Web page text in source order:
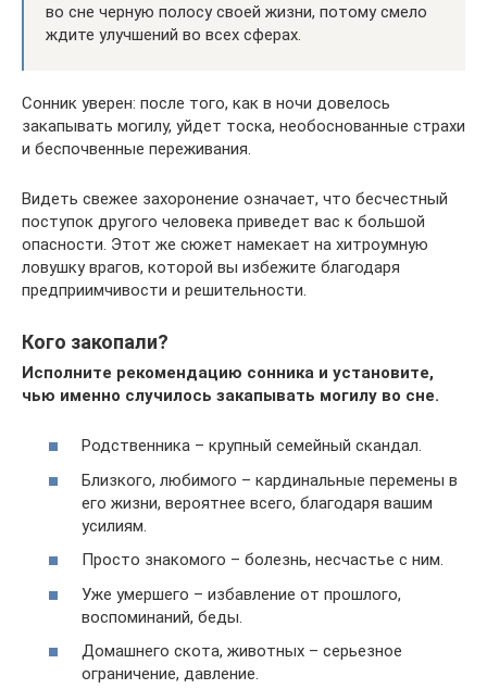
во сне черную полосу своей жизни, потому смело
ждите улучшений во всех сферах.
Сонник уверен: после того, как в ночи довелось
закапывать могилу, уйдет тоска, необоснованные страхи
и беспочвенные переживания.
Видеть свежее захоронение означает, что бесчестный
поступок другого человека приведет вас к большой
опасности. Этот же сюжет намекает на хитроумную
ловушку врагов, которой вы избежите благодаря
предприимчивости и решительности.
Кого закопали?
Исполните рекомендацию сонника и установите,
чью именно случилось закапывать могилу во сне.
Родственника – крупный семейный скандал.
Близкого, любимого – кардинальные перемены в
его жизни, вероятнее всего, благодаря вашим
усилиям.
Просто знакомого – болезнь, несчастье с ним.
Уже умершего – избавление от прошлого,
воспоминаний, беды.
Домашнего скота, животных – серьезное
ограничение, давление.